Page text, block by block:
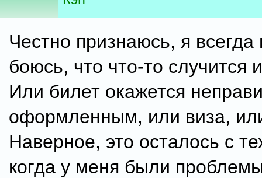
Честно признаюсь, я всегда
боюсь, что что-то случится
Или билет окажется
оформленным, или виза,
Наверное, это осталось с
когда у меня были